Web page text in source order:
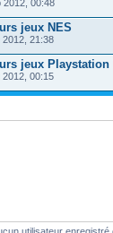
2012, 00:48
jeux NES
2012, 21:38
jeux Playstation
2012, 00:15